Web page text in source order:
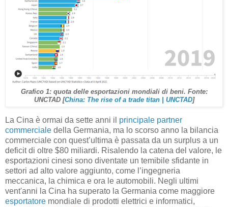
Grafico 1: quota delle esportazioni mondiali di beni. Fonte:
UNCTAD [China: The rise of a trade titan | UNCTAD]
La Cina è ormai da sette anni il principale partner
commerciale della Germania, ma lo scorso anno la bilancia
commerciale con quest’ultima è passata da un surplus a un
deficit di oltre $80 miliardi. Risalendo la catena del valore, le
esportazioni cinesi sono diventate un temibile sfidante in
settori ad alto valore aggiunto, come l’ingegneria
meccanica, la chimica e ora le automobili. Negli ultimi
vent'anni la Cina ha superato la Germania come maggiore
esportatore mondiale di prodotti elettrici e informatici,